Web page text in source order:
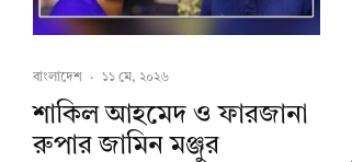
বাংলাদেশ · ১১ মে, ২০২৬
শাকিল আহমেদ ও ফারজানা
রুপার জামিন মঞ্জুর